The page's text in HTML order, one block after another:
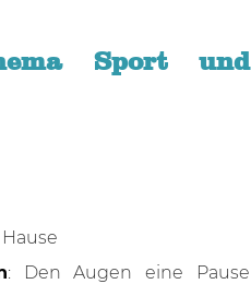
Sport und
: Den Augen eine Pause